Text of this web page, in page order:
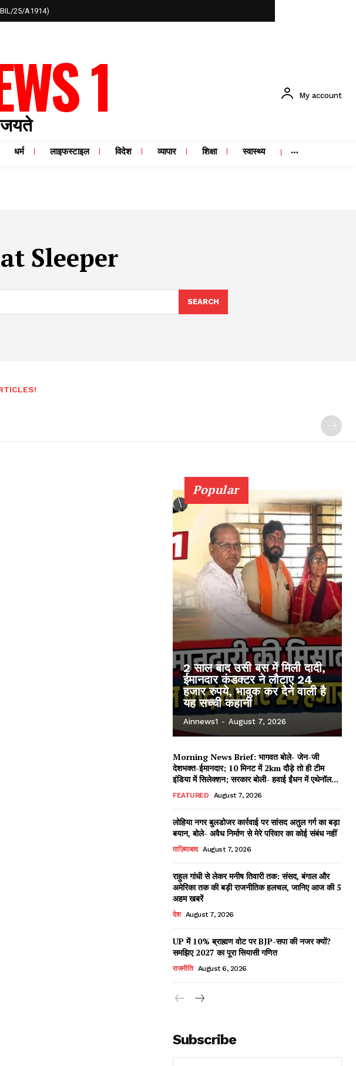
25/A1914)
1 My account
धर्म लाइफस्टाइल विदेश व्यापार शिक्षा स्वास्थ्य
Sleeper
SEARCH
Popular
2 साल बाद उसी बस में मिली दादी,
ईमानदार कंडक्टर ने लौटाए 24
हजार रुपये, भावुक कर देने वाली है
यह सच्ची कहानी
Ainnews1 - August 7, 2026
Morning News Brief: भागवत बोले- जेन-जी
देशभक्त-ईमानदार; 10 मिनट में 2km दौड़े तो ही टीम
इंडिया में सिलेक्शन; सरकार बोली- हवाई ईंधन में एथेनॉल...
FEATURED August 7, 2026
लोहिया नगर बुलडोजर कार्रवाई पर सांसद अतुल गर्ग का बड़ा
बयान, बोले- अवैध निर्माण से मेरे परिवार का कोई संबंध नहीं
ग़ाज़ियाबाद August 7, 2026
राहुल गांधी से लेकर मनीष तिवारी तक: संसद, बंगाल और
अमेरिका तक की बड़ी राजनीतिक हलचल, जानिए आज की 5
अहम खबरें
देश August 7, 2026
UP में 10% ब्राह्मण वोट पर BJP-सपा की नजर क्यों?
समझिए 2027 का पूरा सियासी गणित
राजनीति August 6, 2026
Subscribe